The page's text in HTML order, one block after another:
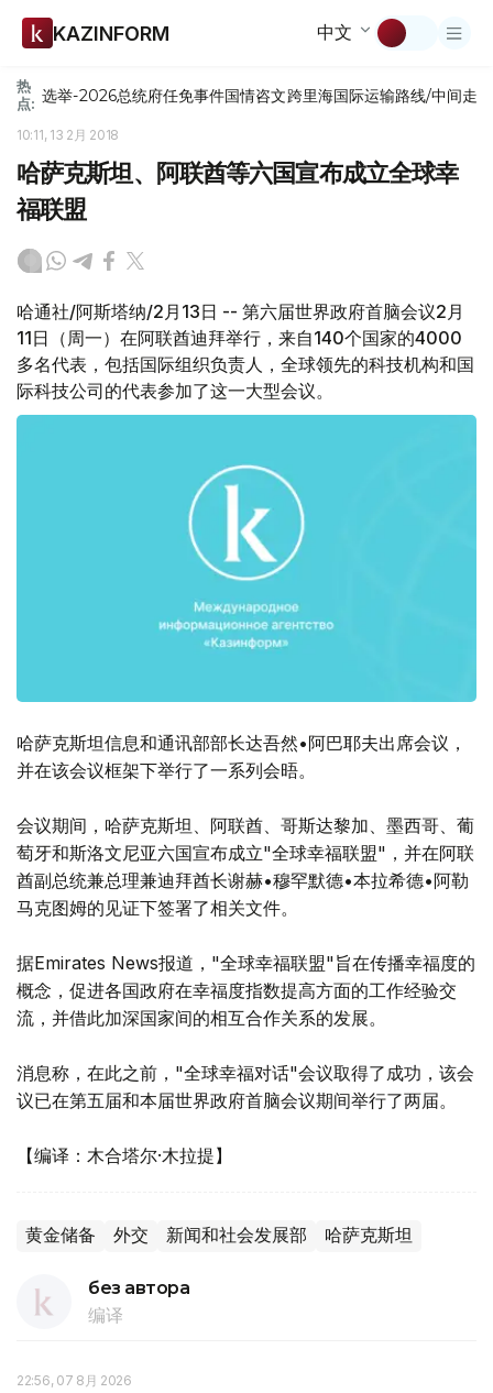
KAZINFORM 中文
热
点: 选举-2026总统府任免事件国情咨文跨里海国际运输路线/中间走廊
10:11, 13 2月 2018
哈萨克斯坦、阿联酋等六国宣布成立全球幸
福联盟
哈通社/阿斯塔纳/2月13日 -- 第六届世界政府首脑会议2月
11日（周一）在阿联酋迪拜举行，来自140个国家的4000
多名代表，包括国际组织负责人，全球领先的科技机构和国
际科技公司的代表参加了这一大型会议。
哈萨克斯坦信息和通讯部部长达吾然•阿巴耶夫出席会议，
并在该会议框架下举行了一系列会晤。
会议期间，哈萨克斯坦、阿联酋、哥斯达黎加、墨西哥、葡
萄牙和斯洛文尼亚六国宣布成立"全球幸福联盟"，并在阿联
酋副总统兼总理兼迪拜酋长谢赫•穆罕默德•本拉希德•阿勒
马克图姆的见证下签署了相关文件。
据Emirates News报道，"全球幸福联盟"旨在传播幸福度的
概念，促进各国政府在幸福度指数提高方面的工作经验交
流，并借此加深国家间的相互合作关系的发展。
消息称，在此之前，"全球幸福对话"会议取得了成功，该会
议已在第五届和本届世界政府首脑会议期间举行了两届。
【编译：木合塔尔·木拉提】
黄金储备 外交 新闻和社会发展部 哈萨克斯坦
без автора
编译
22:56, 07 8月 2026